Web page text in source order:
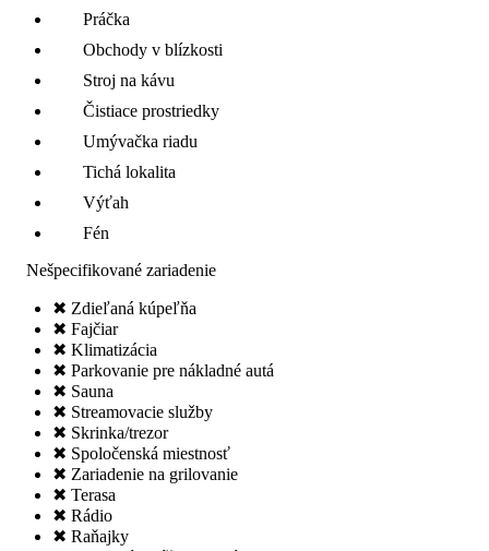
Práčka
Obchody v blízkosti
Stroj na kávu
Čistiace prostriedky
Umývačka riadu
Tichá lokalita
Výťah
Fén
Nešpecifikované zariadenie
✖ Zdieľaná kúpeľňa
✖ Fajčiar
✖ Klimatizácia
✖ Parkovanie pre nákladné autá
✖ Sauna
✖ Streamovacie služby
✖ Skrinka/trezor
✖ Spoločenská miestnosť
✖ Zariadenie na grilovanie
✖ Terasa
✖ Rádio
✖ Raňajky